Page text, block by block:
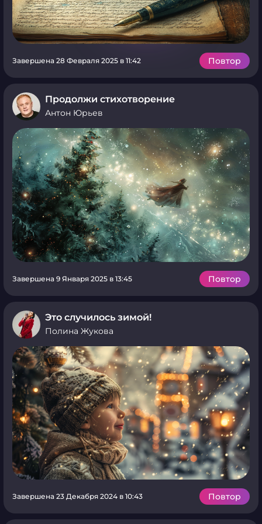
Завершена 28 Февраля 2025 в 11:42 Повтор
Продолжи стихотворение
Антон Юрьев
Завершена 9 Января 2025 в 13:45 Повтор
Это случилось зимой!
Полина Жукова
Завершена 23 Декабря 2024 в 10:43 Повтор